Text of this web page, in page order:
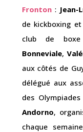
Fronton: Jean-
de kickboxing
club de
Bonneviale,
aux côtés de
délégué aux
des
Andorno,
chaque